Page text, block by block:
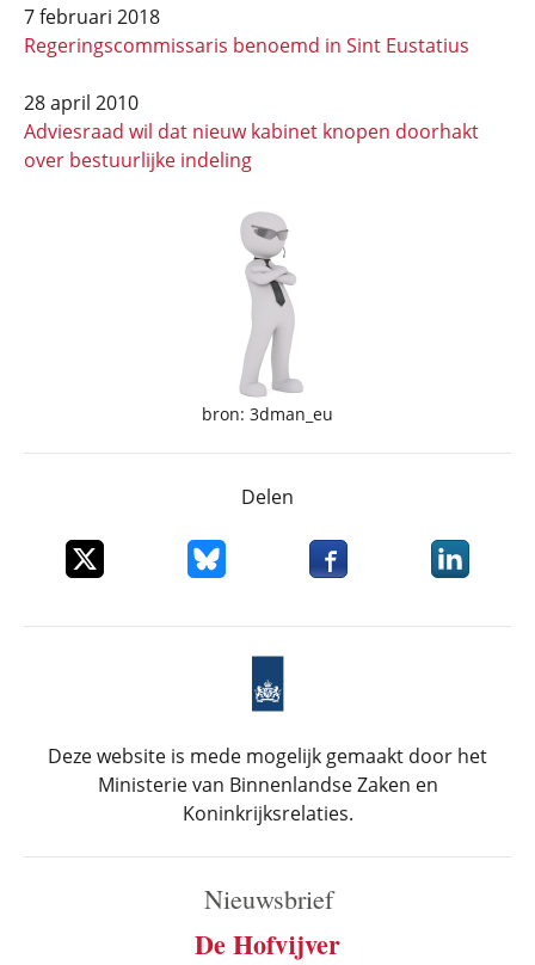
7 februari 2018
Regeringscommissaris benoemd in Sint Eustatius
28 april 2010
Adviesraad wil dat nieuw kabinet knopen doorhakt
over bestuurlijke indeling
bron: 3dman_eu
Delen
Deel dit item op XDeel dit item op Bluesky
Deel dit item opDeel dit
Deze website is mede mogelijk gemaakt door het
Ministerie van Binnenlandse Zaken en
Koninkrijksrelaties.
Nieuwsbrief
De Hofvijver